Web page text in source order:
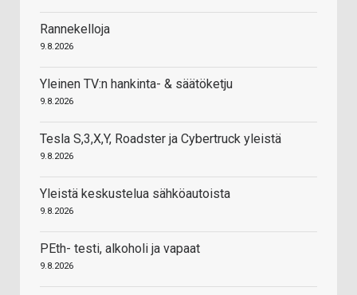
Rannekelloja
9.8.2026
Yleinen TV:n hankinta- & säätöketju
9.8.2026
Tesla S,3,X,Y, Roadster ja Cybertruck yleistä
9.8.2026
Yleistä keskustelua sähköautoista
9.8.2026
PEth- testi, alkoholi ja vapaat
9.8.2026